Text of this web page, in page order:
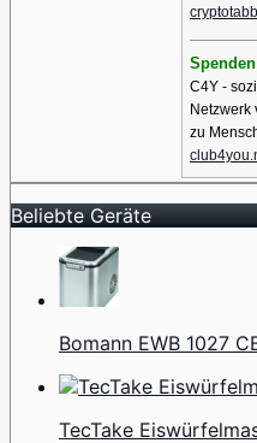
C4Y -
Netzwerk
zu
Beliebte Geräte
Bomann EWB 1027
TecTake